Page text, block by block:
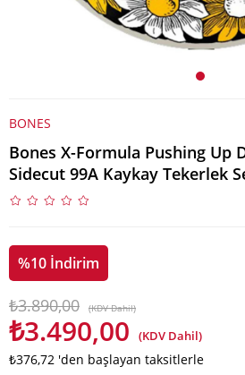
BONES
Bones X-Formula Pushing Up
Sidecut 99A Kaykay Tekerlek
%10 İndirim
₺3.890,00 (KDV Dahil)
₺3.490,00 (KDV Dahil)
₺376,72 'den başlayan taksitlerle